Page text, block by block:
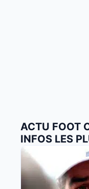
ACTU FOOT
INFOS LES